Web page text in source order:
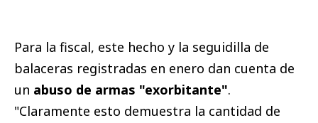
Para la fiscal, este hecho y la seguidilla de
balaceras registradas en enero dan cuenta de
un abuso de armas "exorbitante".
"Claramente esto demuestra la cantidad de